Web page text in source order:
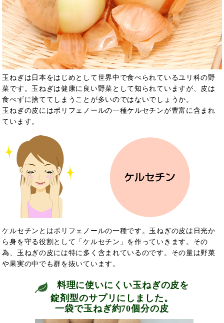
玉ねぎは日本をはじめとして世界中で食べられているユリ科の野
菜です。玉ねぎは健康に良い野菜として知られていますが、皮は
食べずに捨ててしまうことが多いのではないでしょうか。
玉ねぎの皮にはポリフェノールの一種ケルセチンが豊富に含まれ
ています。
ケルセチンとはポリフェノールの一種です。玉ねぎの皮は日光か
ら身を守る役割として「ケルセチン」を作っていきます。その
為、玉ねぎの皮には特に多く含まれているのです。その量は野菜
や果実の中でも群を抜いています。
料理に使いにくい玉ねぎの皮を
錠剤型のサプリにしました。
一袋で玉ねぎ約70個分の皮